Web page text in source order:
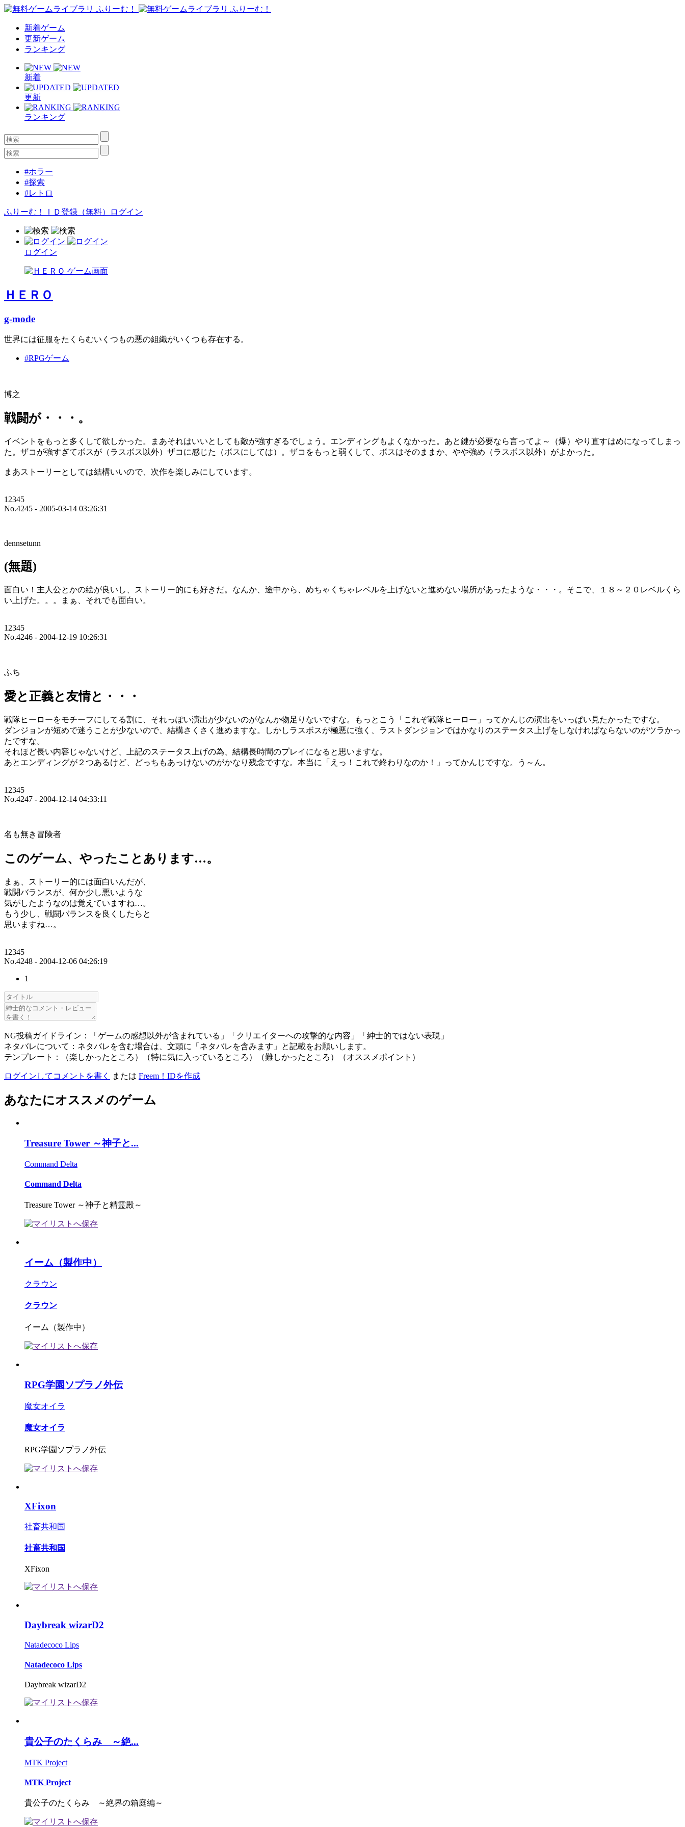
新着ゲーム
更新ゲーム
ランキング
新着
更新
ランキング
#ホラー
#探索
#レトロ
ふりーむ！ＩＤ登録（無料） ログイン
ログイン
ＨＥＲＯ
g-mode
世界には征服をたくらむいくつもの悪の組織がいくつも存在する。
#RPGゲーム
博之
戦闘が・・・。
イベントをもっと多くして欲しかった。まあそれはいいとしても敵が強すぎるでしょう。エンディングもよくなかった。あと鍵が必要なら言ってよ～（爆）やり直すはめになってしまっ
た。ザコが強すぎてボスが（ラスボス以外）ザコに感じた（ボスにしては）。ザコをもっと弱くして、ボスはそのままか、やや強め（ラスボス以外）がよかった。
まあストーリーとしては結構いいので、次作を楽しみにしています。
12345
No.4245 - 2005-03-14 03:26:31
dennsetunn
(無題)
面白い！主人公とかの絵が良いし、ストーリー的にも好きだ。なんか、途中から、めちゃくちゃレベルを上げないと進めない場所があったような・・・。そこで、１８～２０レベルくら
い上げた。。。まぁ、それでも面白い。
12345
No.4246 - 2004-12-19 10:26:31
ふち
愛と正義と友情と・・・
戦隊ヒーローをモチーフにしてる割に、それっぽい演出が少ないのがなんか物足りないですな。もっとこう「これぞ戦隊ヒーロー」ってかんじの演出をいっぱい見たかったですな。
ダンジョンが短めで迷うことが少ないので、結構さくさく進めますな。しかしラスボスが極悪に強く、ラストダンジョンではかなりのステータス上げをしなければならないのがツラかっ
たですな。
それほど長い内容じゃないけど、上記のステータス上げの為、結構長時間のプレイになると思いますな。
あとエンディングが２つあるけど、どっちもあっけないのがかなり残念ですな。本当に「えっ！これで終わりなのか！」ってかんじですな。う～ん。
12345
No.4247 - 2004-12-14 04:33:11
名も無き冒険者
このゲーム、やったことあります…。
まぁ、ストーリー的には面白いんだが、
戦闘バランスが、何か少し悪いような
気がしたようなのは覚えていますね…。
もう少し、戦闘バランスを良くしたらと
思いますね…。
12345
No.4248 - 2004-12-06 04:26:19
1
NG投稿ガイドライン：「ゲームの感想以外が含まれている」「クリエイターへの攻撃的な内容」「紳士的ではない表現」
ネタバレについて：ネタバレを含む場合は、文頭に「ネタバレを含みます」と記載をお願いします。
テンプレート：（楽しかったところ）（特に気に入っているところ）（難しかったところ）（オススメポイント）
ログインしてコメントを書く または Freem！IDを作成
あなたにオススメのゲーム
Treasure Tower ～神子と...
Command Delta
Command Delta
Treasure Tower ～神子と精霊殿～
イーム（製作中）
クラウン
クラウン
イーム（製作中）
RPG学園ソプラノ外伝
魔女オイラ
魔女オイラ
RPG学園ソプラノ外伝
XFixon
社畜共和国
社畜共和国
XFixon
Daybreak wizarD2
Natadecoco Lips
Natadecoco Lips
Daybreak wizarD2
貴公子のたくらみ ～絶...
MTK Project
MTK Project
貴公子のたくらみ ～絶界の箱庭編～